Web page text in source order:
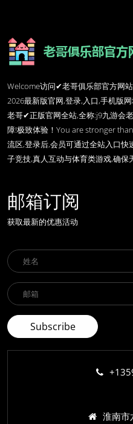
Welcome访问✔老哥俱乐部官方网
2026最新版官网,登录,入口,手机版
老哥✔正版官网全站,全称:j9九游会
障!极致体验！You are stronger
流区,登录后,会员可通过全站入口
子竞技,真人互动与体育类游戏,确保
邮箱订阅
获取最新的优惠活动
淮南市